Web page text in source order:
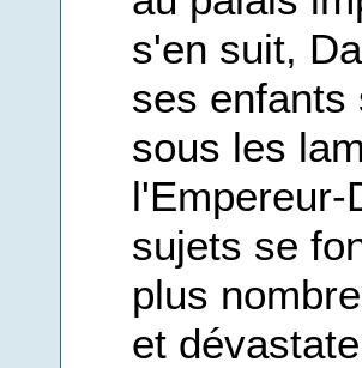
s'en suit,
ses enfants
sous les
sujets se
plus
et